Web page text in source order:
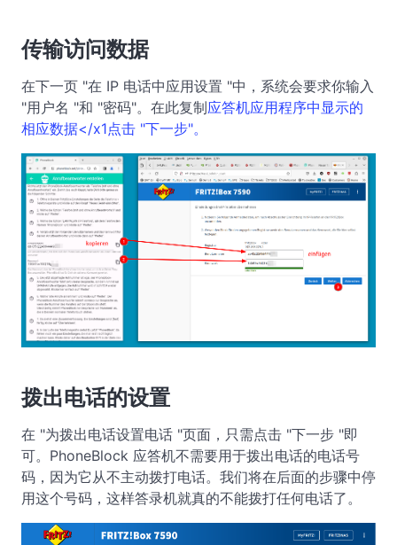
传输访问数据
在下一页 "在 IP 电话中应用设置 "中，系统会要求你输入
"用户名 "和 "密码"。在此复制应答机应用程序中显示的
相应数据</x1点击 "下一步"。
拨出电话的设置
在 "为拨出电话设置电话 "页面，只需点击 "下一步 "即
可。PhoneBlock 应答机不需要用于拨出电话的电话号
码，因为它从不主动拨打电话。我们将在后面的步骤中停
用这个号码，这样答录机就真的不能拨打任何电话了。